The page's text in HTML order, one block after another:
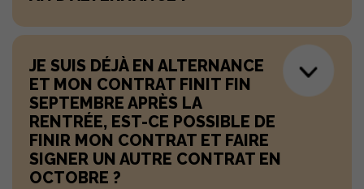
JE SUIS DÉJÀ EN ALTERNANCE
ET MON CONTRAT FINIT FIN
SEPTEMBRE APRÈS LA
RENTRÉE, EST-CE POSSIBLE DE
FINIR MON CONTRAT ET FAIRE
SIGNER UN AUTRE CONTRAT EN
OCTOBRE ?